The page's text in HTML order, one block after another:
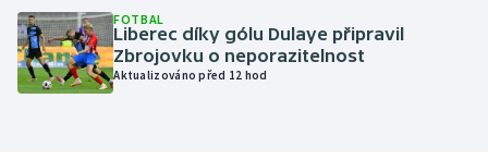
Parasport
Plavání
FOTBAL
Liberec díky gólu Dulaye připravil
Zbrojovku o neporazitelnost
Aktualizováno před 12 hod